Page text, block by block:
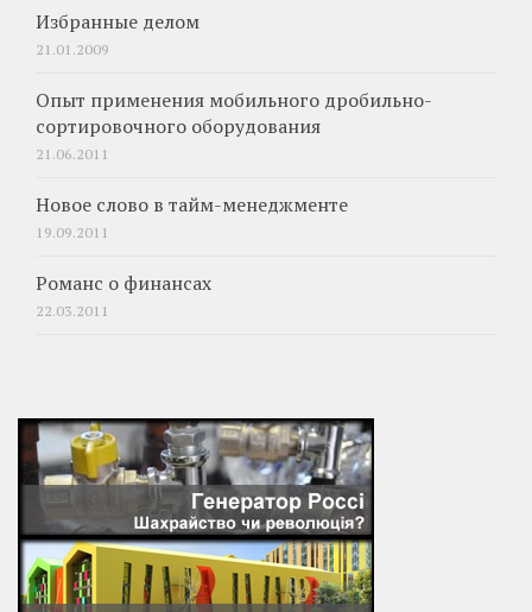
Избранные делом
21.01.2009
Опыт применения мобильного дробильно-
сортировочного оборудования
21.06.2011
Новое слово в тайм-менеджменте
19.09.2011
Романс о финансах
22.03.2011